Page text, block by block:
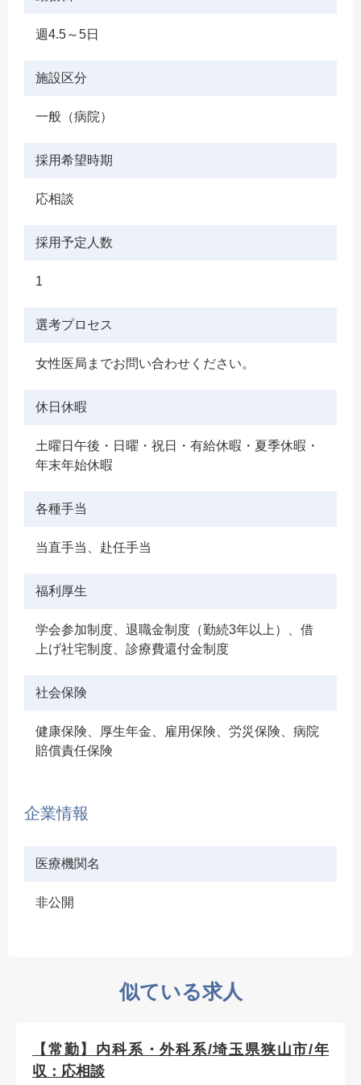
週4.5～5日
施設区分
一般（病院）
採用希望時期
応相談
採用予定人数
1
選考プロセス
女性医局までお問い合わせください。
休日休暇
土曜日午後・日曜・祝日・有給休暇・夏季休暇・
年末年始休暇
各種手当
当直手当、赴任手当
福利厚生
学会参加制度、退職金制度（勤続3年以上）、借
上げ社宅制度、診療費還付金制度
社会保険
健康保険、厚生年金、雇用保険、労災保険、病院
賠償責任保険
企業情報
医療機関名
非公開
似ている求人
【常勤】内科系・外科系/埼玉県狭山市/年
収：応相談